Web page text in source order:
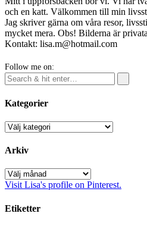
och en katt. Välkommen till min
Jag skriver gärna om våra resor,
mycket mera. Obs! Bilderna är
Kontakt: lisa.m@hotmail.com
Follow me on:
Kategorier
Kategorier
Arkiv
Arkiv
Visit Lisa's profile on Pinterest.
Etiketter